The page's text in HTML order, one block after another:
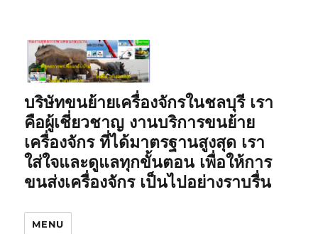
บริษัทขนย้ายเครื่องจักรในชลบุรี เรา
คือผู้เชี่ยวชาญ งานบริการขนย้าย
เครื่องจักร ที่ได้มาตรฐานสูงสุด เรา
ใส่ใจและดูแลทุกขั้นตอน เพื่อให้การ
ขนส่งเครื่องจักร เป็นไปอย่างราบรื่น
MENU